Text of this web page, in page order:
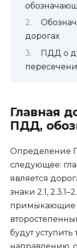
дорогах
ПДД о
Главная
ПДД,
Определение
следующее:
является
знаки 2.1,
примыкающие
будут